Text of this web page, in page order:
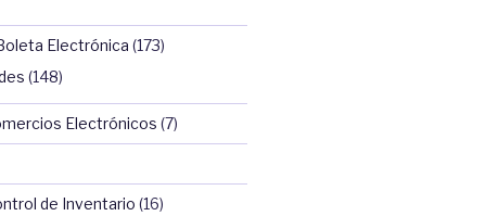
Electrónica (173)
(148)
Electrónicos (7)
de Inventario (16)